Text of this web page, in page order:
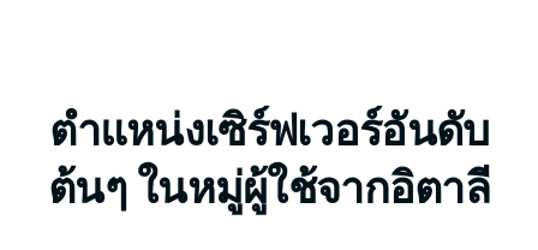
ตำแหน่งเซิร์ฟเวอร์อันดับ
ต้นๆ ในหมู่ผู้ใช้จากอิตาลี